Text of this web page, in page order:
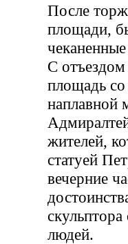
После
площади,
С отъездом
площадь со
наплавной
жителей,
статуей
вечерние
людей.